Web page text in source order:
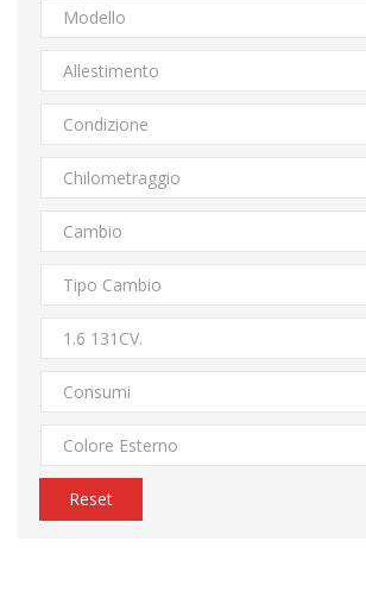
Modello
Allestimento
Condizione
Chilometraggio
Cambio
Tipo Cambio
1.6 131CV.
Consumi
Colore Esterno
Reset